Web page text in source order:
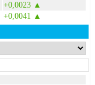
+0,0023 ▲
+0,0041 ▲